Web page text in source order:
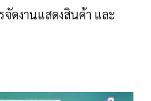
จัดงานแสดงสินค้า และ